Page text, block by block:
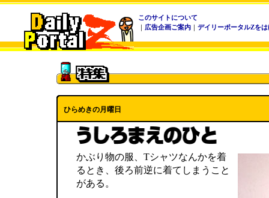
このサイトについて
｜ 広告企画ご案内 ｜ デイリーポータルZを
ひらめきの月曜日
かぶり物の服、Tシャツなんかを着
るとき、後ろ前逆に着てしまうこと
がある。